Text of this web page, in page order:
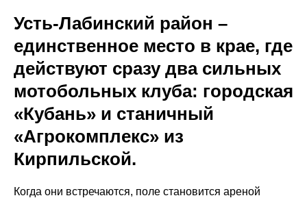
Усть-Лабинский район –
единственное место в крае, где
действуют сразу два сильных
мотобольных клуба: городская
«Кубань» и станичный
«Агрокомплекс» из
Кирпильской.
Когда они встречаются, поле становится ареной